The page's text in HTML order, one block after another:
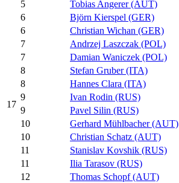
17
5
Tobias Angerer (AUT)
6
Björn Kierspel (GER)
6
Christian Wichan (GER)
7
Andrzej Laszczak (POL)
7
Damian Waniczek (POL)
8
Stefan Gruber (ITA)
8
Hannes Clara (ITA)
9
Ivan Rodin (RUS)
9
Pavel Silin (RUS)
10
Gerhard Mühlbacher (AUT)
10
Christian Schatz (AUT)
11
Stanislav Kovshik (RUS)
11
Ilia Tarasov (RUS)
12
Thomas Schopf (AUT)